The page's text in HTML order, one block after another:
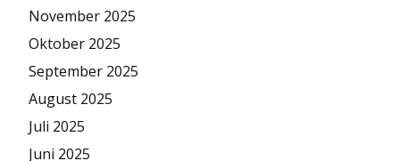
November 2025
Oktober 2025
September 2025
August 2025
Juli 2025
Juni 2025